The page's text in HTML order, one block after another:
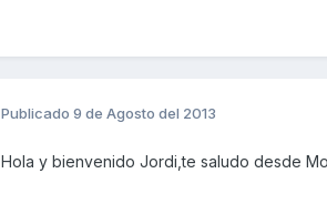
Publicado 9 de Agosto del 2013
Hola y bienvenido Jordi,te saludo desde